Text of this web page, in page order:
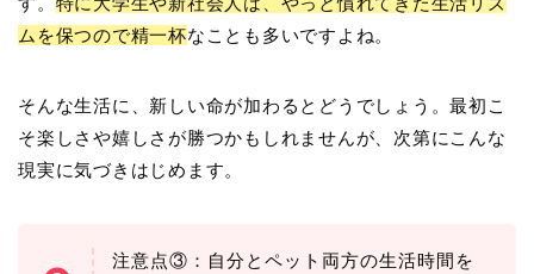
ムを保つので精一杯なことも多いですよね。
そんな生活に、新しい命が加わるとどうでしょう。最初こ
そ楽しさや嬉しさが勝つかもしれませんが、次第にこんな
現実に気づきはじめます。
注意点③：自分とペット両方の生活時間を